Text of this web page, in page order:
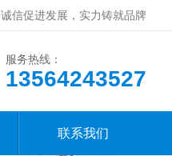
诚信促进发展，实力铸就品牌
服务热线：
13564243527
联系我们